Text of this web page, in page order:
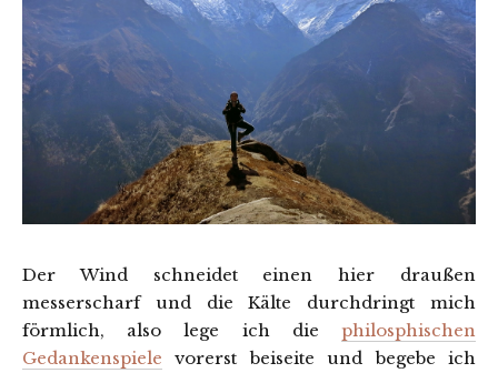
Der Wind schneidet einen hier draußen
messerscharf und die Kälte durchdringt mich
förmlich, also lege ich die philosphischen
Gedankenspiele vorerst beiseite und begebe ich